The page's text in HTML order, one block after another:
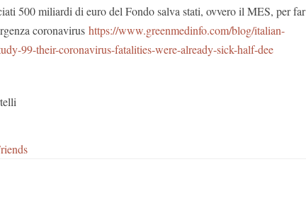
500 miliardi di euro del Fondo salva stati, ovvero il MES, per far
coronavirus https://www.greenmedinfo.com/blog/italian-
99-their-coronavirus-fatalities-were-already-sick-half-dee